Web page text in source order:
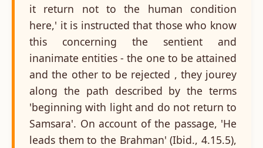
it return not to the human condition
here,' it is instructed that those who know
this concerning the sentient and
inanimate entities - the one to be attained
and the other to be rejected , they jourey
along the path described by the terms
'beginning with light and do not return to
Samsara'. On account of the passage, 'He
leads them to the Brahman' (Ibid., 4.15.5),